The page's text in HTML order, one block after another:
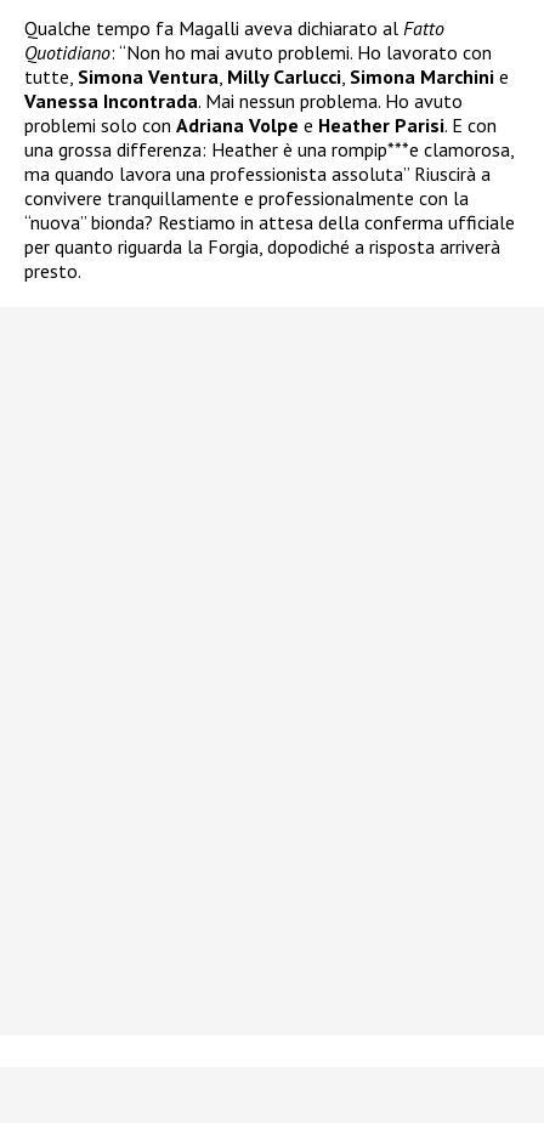
Qualche tempo fa Magalli aveva dichiarato al Fatto
Quotidiano: “Non ho mai avuto problemi. Ho lavorato con
tutte, Simona Ventura Milly Carlucci Simona Marchini e
Vanessa Incontrada. Mai nessun problema. Ho avuto
problemi solo con Adriana Volpe e Heather Parisi. E con
una grossa differenza: Heather è una rompip***e clamorosa,
ma quando lavora una professionista assoluta” Riuscirà a
convivere tranquillamente e professionalmente con la
“nuova” bionda? Restiamo in attesa della conferma ufficiale
per quanto riguarda la Forgia, dopodiché a risposta arriverà
presto.